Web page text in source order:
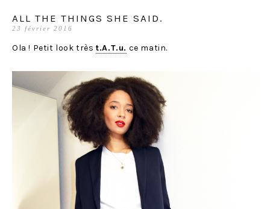
ALL THE THINGS SHE SAID.
23 février 2016
Ola ! Petit look trèst.A.T.u. ce matin.